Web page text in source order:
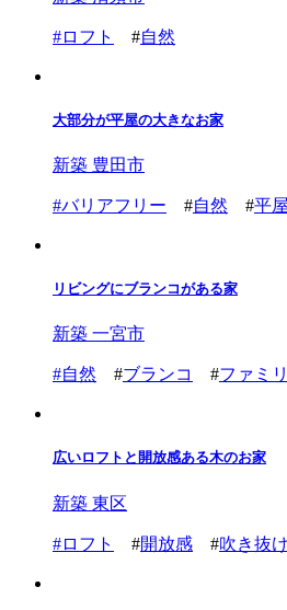
#ロフト #自然
大部分が平屋の大きなお家
新築 豊田市
#バリアフリー #自然 #平屋
リビングにブランコがある家
新築 一宮市
#自然 #ブランコ #ファミ
広いロフトと開放感ある木のお家
新築 東区
#ロフト #開放感 #吹き抜け